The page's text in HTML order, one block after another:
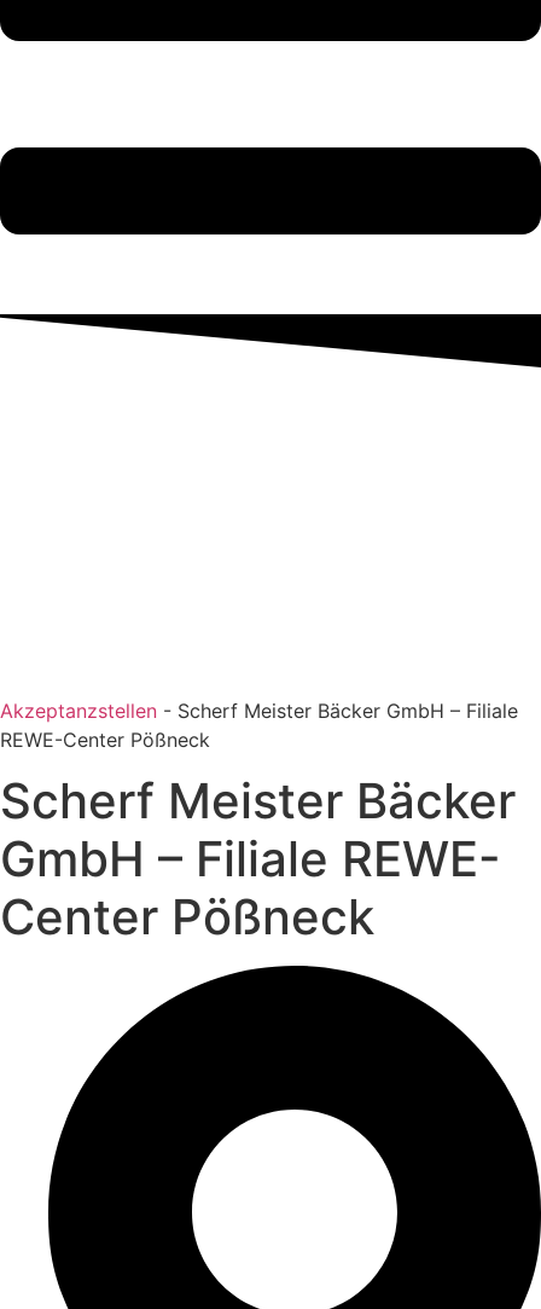
Akzeptanzstellen - Scherf Meister Bäcker GmbH – Filiale
REWE-Center Pößneck
Scherf Meister Bäcker
GmbH – Filiale REWE-
Center Pößneck